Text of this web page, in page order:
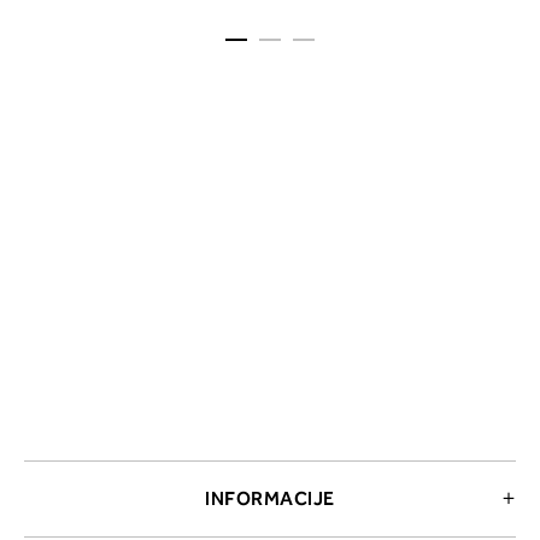
INFORMACIJE